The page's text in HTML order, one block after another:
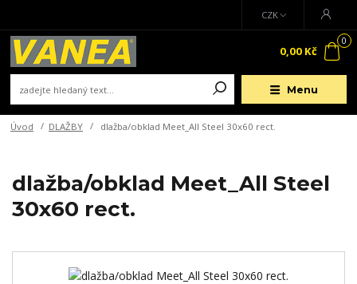
Menu
CZK
0
0,00 Kč
Úvod DLAŽBY dlažba/obklad Meet_All Steel 30x60 rect.
dlažba/obklad Meet_All Steel
30x60 rect.